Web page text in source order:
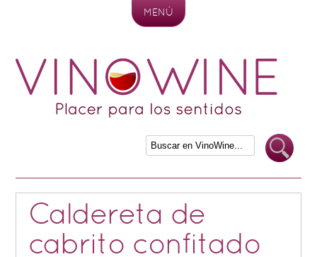
MENÚ
Caldereta de
cabrito confitado